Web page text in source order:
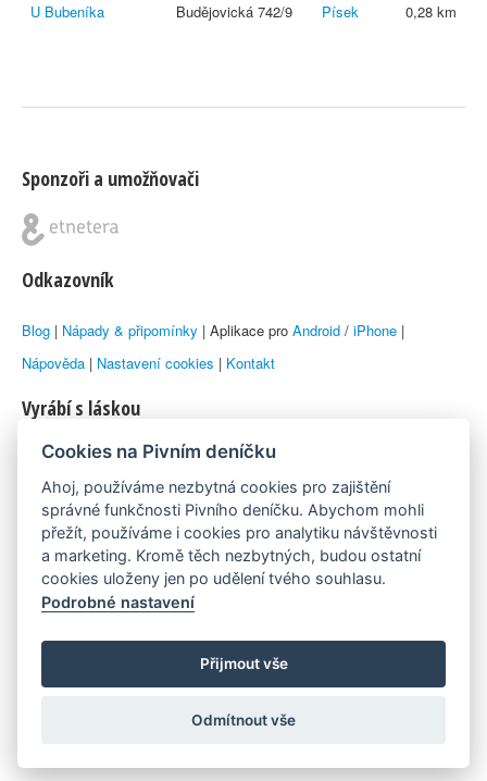
U Bubeníka
Budějovická 742/9 Písek 0,28 km
Sponzoři a umožňovači
Odkazovník
Blog | Nápady & připomínky | Aplikace pro Android / iPhone |
Nápověda | Nastavení cookies | Kontakt
Vyrábí s láskou
© 2010–2026 byLukáš Zemanaka Emka
Máme rádi
Pivní.info
Poznámka pod čarou
Pivní deníček je nezávislý zdroj, který není spjat s žádným
konkrétním pivovarem ani restaurací. Názory uživatelů nemusí nutně
reprezentovat názory tvůrců Deníčku.
Cookies na Pivním deníčku
Ahoj, používáme nezbytná cookies pro zajištění
správné funkčnosti Pivního deníčku. Abychom mohli
přežít, používáme i cookies pro analytiku návštěvnosti
a marketing. Kromě těch nezbytných, budou ostatní
cookies uloženy jen po udělení tvého souhlasu.
Podrobné nastavení
Přijmout vše
Odmítnout vše